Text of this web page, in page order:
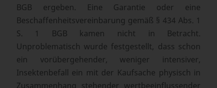
BGB ergeben. Eine Garantie oder eine
Beschaffenheitsvereinbarung gemäß § 434 Abs. 1
S. 1 BGB kamen nicht in Betracht.
Unproblematisch wurde festgestellt, dass schon
ein vorübergehender, weniger intensiver,
Insektenbefall ein mit der Kaufsache physisch in
Zusammenhang stehender wertbeeinflussender